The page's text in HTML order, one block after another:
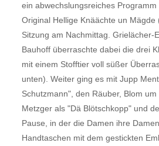
ein abwechslungsreiches
Original Hellige Knäächte un Mägde
Sitzung am Nachmittag. Grielächer-
Bauhoff überraschte dabei die drei
mit einem Stofftier voll süßer
unten). Weiter ging es mit Jupp
Schutzmann", den Räuber, Blom
Metzger als "Dä Blötschkopp" und
Pause, in der die Damen ihre
Handtaschen mit dem gestickten